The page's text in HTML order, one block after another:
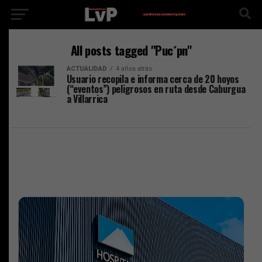
All posts tagged "Puc´pn"
ACTUALIDAD 4 años atrás
Usuario recopila e informa cerca de 20 hoyos
(“eventos”) peligrosos en ruta desde Caburgua
a Villarrica